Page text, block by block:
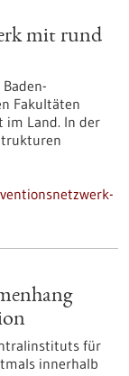
mit rund
Fakultäten
im Land. In der
für
innerhalb